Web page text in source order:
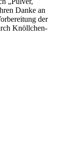
Danke an
der
Knöllchen-